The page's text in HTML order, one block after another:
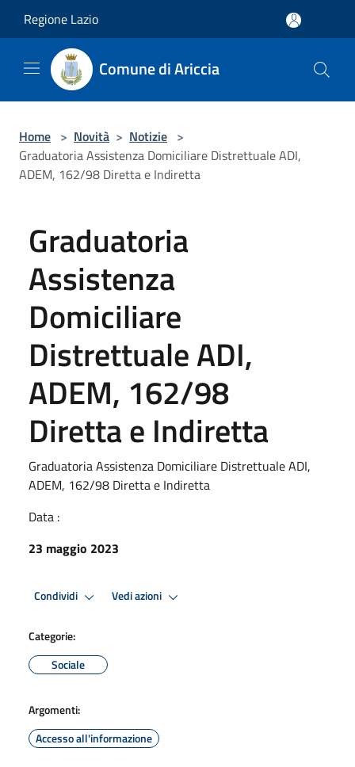
Regione Lazio
Comune di Ariccia
Home > Novità > Notizie >
Graduatoria Assistenza Domiciliare Distrettuale ADI,
ADEM, 162/98 Diretta e Indiretta
Graduatoria
Assistenza
Domiciliare
Distrettuale ADI,
ADEM, 162/98
Diretta e Indiretta
Graduatoria Assistenza Domiciliare Distrettuale ADI,
ADEM, 162/98 Diretta e Indiretta
Data :
23 maggio 2023
Condividi Vedi azioni
Categorie:
Sociale
Argomenti:
Accesso all'informazione